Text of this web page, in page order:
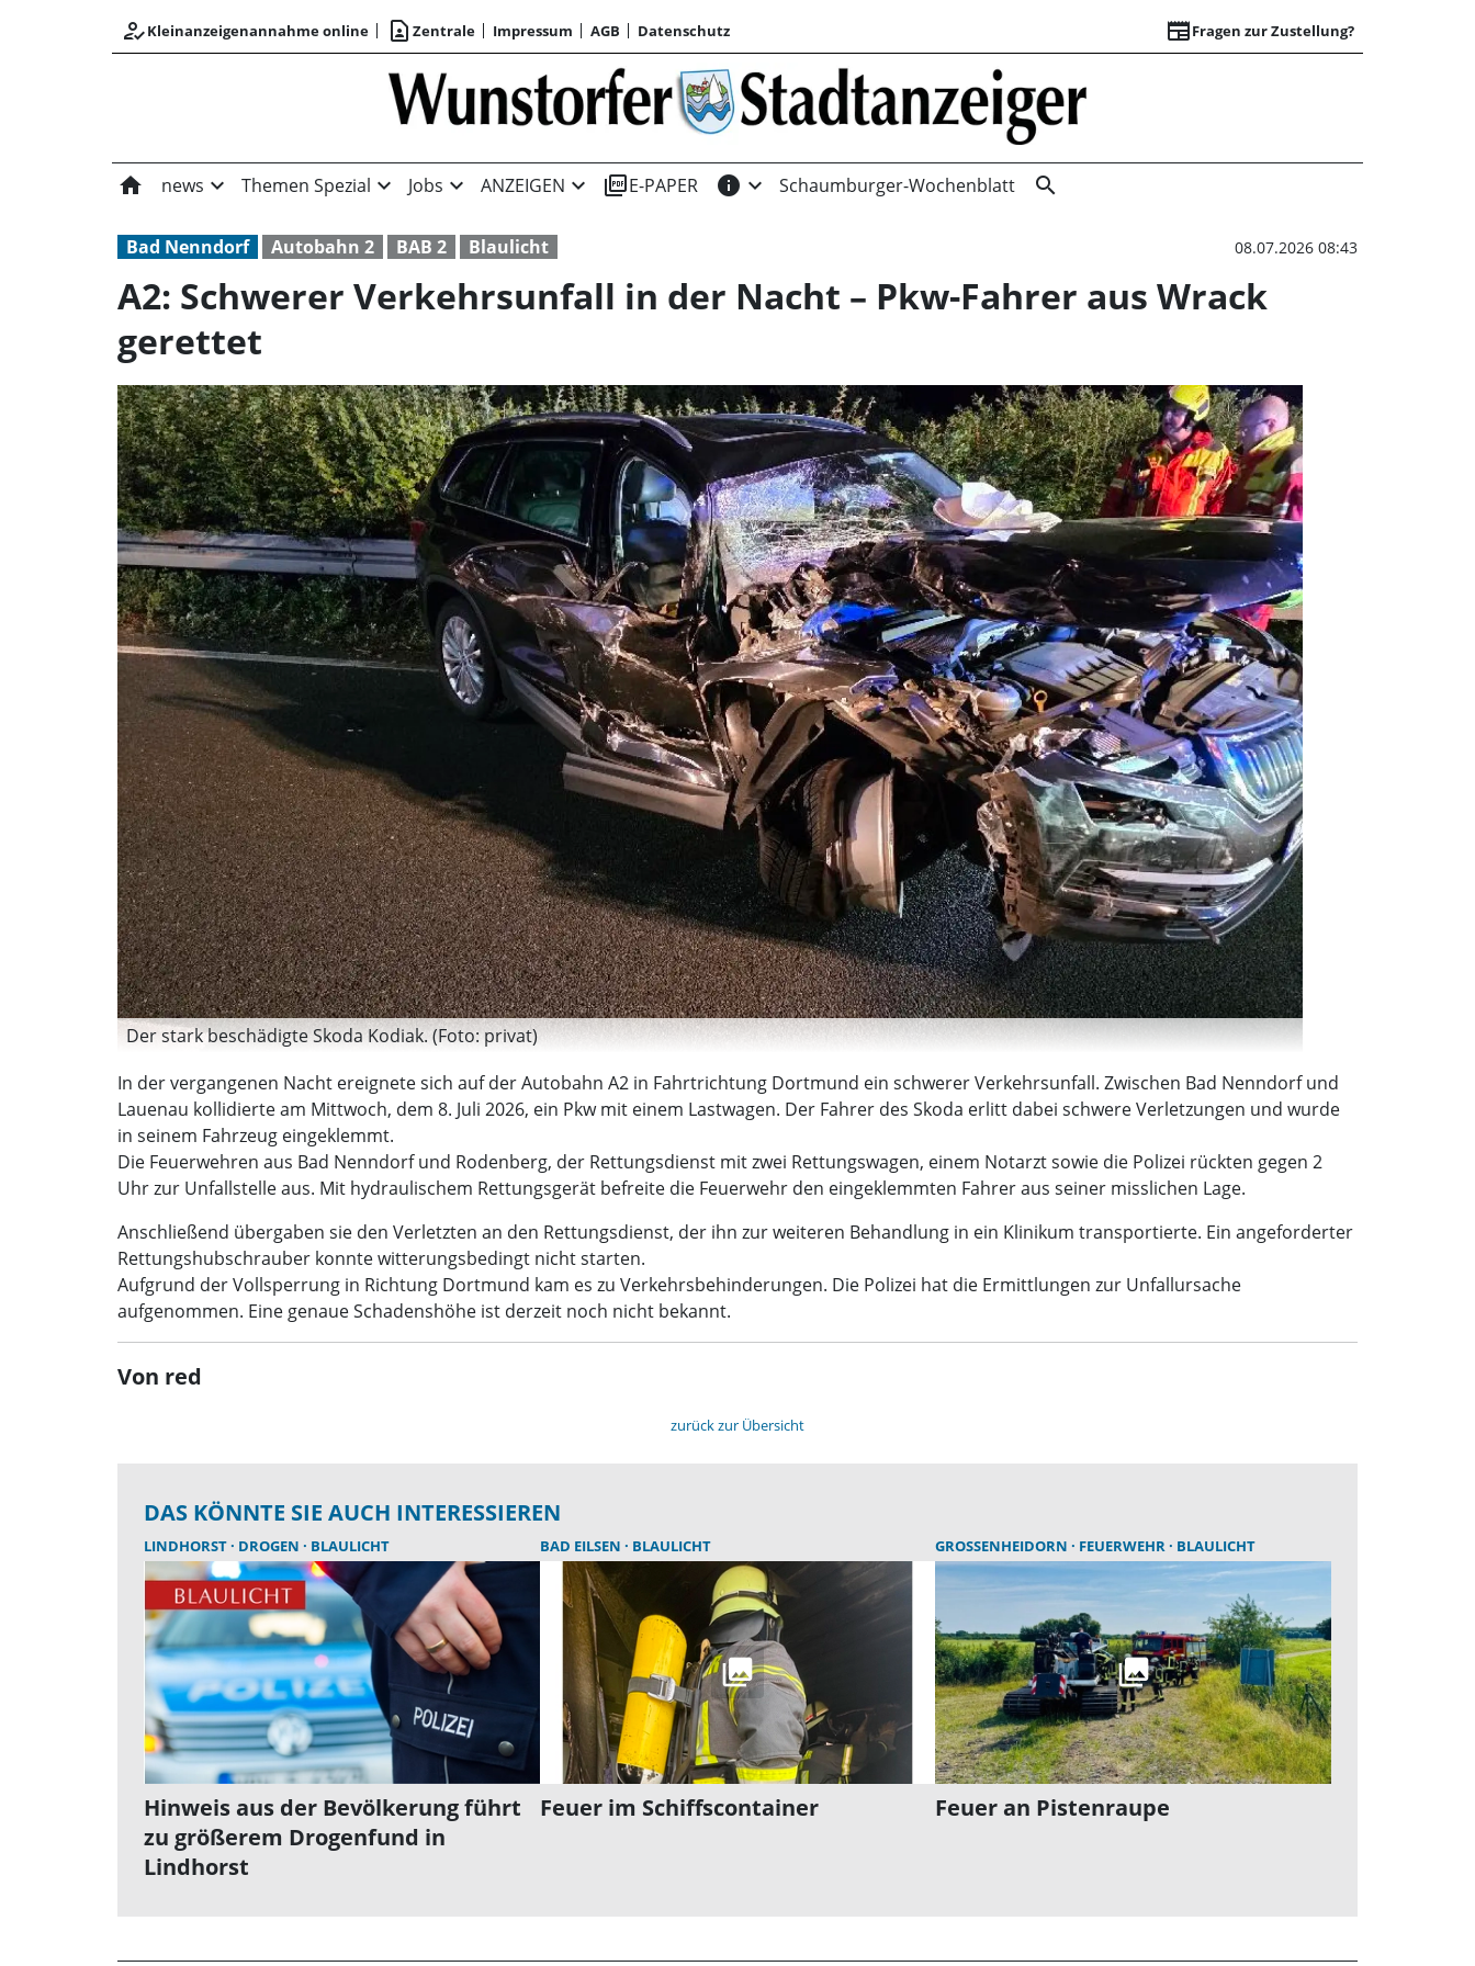
how_to_regKleinanzeigenannahme online contact_page Zentrale Impressum AGB Datenschutz newspaperFragen zur Zustellung?
A2: Schwerer
home news expand_more Themen Spezial expand_more Jobs expand_more ANZEIGEN expand_more picture_as_pdfE-PAPER info expand_more Schaumburger-Wochenblatt search
Bad Nenndorf Autobahn 2 BAB 2 Blaulicht 08.07.2026 08:43
A2: Schwerer Verkehrsunfall in der Nacht – Pkw-Fahrer aus Wrack
gerettet
Der stark beschädigte Skoda Kodiak. (Foto: privat)
In der vergangenen Nacht ereignete sich auf der Autobahn A2 in Fahrtrichtung Dortmund ein schwerer Verkehrsunfall. Zwischen Bad Nenndorf und
Lauenau kollidierte am Mittwoch, dem 8. Juli 2026, ein Pkw mit einem Lastwagen. Der Fahrer des Skoda erlitt dabei schwere Verletzungen und wurde
in seinem Fahrzeug eingeklemmt.
Die Feuerwehren aus Bad Nenndorf und Rodenberg, der Rettungsdienst mit zwei Rettungswagen, einem Notarzt sowie die Polizei rückten gegen 2
Uhr zur Unfallstelle aus. Mit hydraulischem Rettungsgerät befreite die Feuerwehr den eingeklemmten Fahrer aus seiner misslichen Lage.
Anschließend übergaben sie den Verletzten an den Rettungsdienst, der ihn zur weiteren Behandlung in ein Klinikum transportierte. Ein angeforderter
Rettungshubschrauber konnte witterungsbedingt nicht starten.
Aufgrund der Vollsperrung in Richtung Dortmund kam es zu Verkehrsbehinderungen. Die Polizei hat die Ermittlungen zur Unfallursache
aufgenommen. Eine genaue Schadenshöhe ist derzeit noch nicht bekannt.
Von red
zurück zur Übersicht
DAS KÖNNTE SIE AUCH INTERESSIEREN
LINDHORST DROGEN BLAULICHT
Hinweis aus der Bevölkerung führt
zu größerem Drogenfund in
Lindhorst
BAD EILSEN BLAULICHT
Feuer im Schiffscontainer
GROSSENHEIDORN FEUERWEHR BLAULICHT
Feuer an Pistenraupe